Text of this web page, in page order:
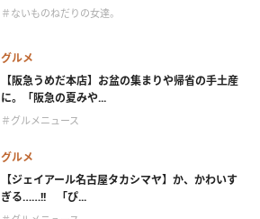
＃ないものねだりの女達。
グルメ
【阪急うめだ本店】お盆の集まりや帰省の手土産
に。「阪急の夏みや...
＃グルメニュース
グルメ
【ジェイアール名古屋タカシマヤ】か、かわいす
ぎる……!! 「ぴ...